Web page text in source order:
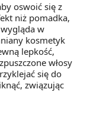
oswoić się z
niż pomadka,
w
kosmetyk
lepkość,
włosy
się do
związując